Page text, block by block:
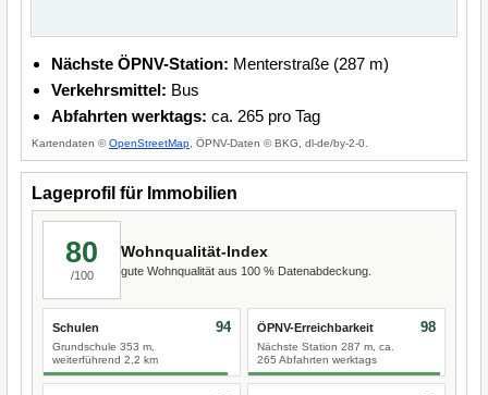
Nächste ÖPNV-Station: Menterstraße (287 m)
Verkehrsmittel: Bus
Abfahrten werktags: ca. 265 pro Tag
Kartendaten ©OpenStreetMap , ÖPNV-Daten © BKG, dl-de/by-2-0.
Lageprofil für Immobilien
80
/100
Wohnqualität-Index
gute Wohnqualität aus 100 % Datenabdeckung.
Schulen
Grundschule 353 m,
weiterführend 2,2 km
94 ÖPNV-Erreichbarkeit
Nächste Station 287 m, ca.
265 Abfahrten werktags
98